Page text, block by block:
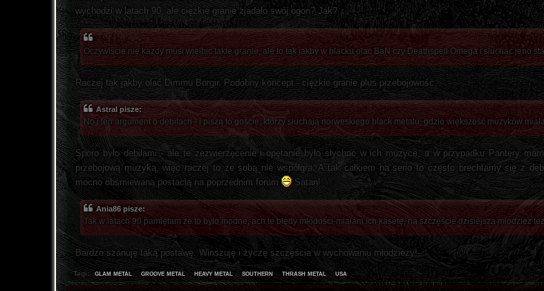
wychodzi w latach 90, ale ciężkie granie zjadało swój ogon? Jak?
Oczywiscie nie kazdy musi wielbic takie granie, ale to tak jakby w blacku olac BaN czy Deathspell Omega i sluchac jeno
Raczej tak jakby olać Dimmu Borgir. Podobny koncept - ciężkie granie plus przebojowość.
Astral pisze:
No i ten argument o debilach - i piszą to goście, którzy słuchają norweskiego black metalu, gdzie większość muzyków
Sporo było debilami - ale te zezwierzęcenie i opętanie było słychać w ich muzyce, a w przypadku Pantery
przebojową muzyką, więc raczej to ze sobą nie współgra. A tak całkiem na serio to często brechtamy się z
mocno obśmiewaną postacią na poprzednim forum
Satan!
Ania86 pisze:
Tak w latach 90 pamiętam że to było modne, ach te błędy młodości-miałam ich kasetę, na szczęście dzisiejsza młodzież
Bardzo szanuję taką postawę. Winszuję i życzę szczęścia w wychowaniu młodzieży!
Tagi: glam metal groove metal heavy metal southern thrash metal usa